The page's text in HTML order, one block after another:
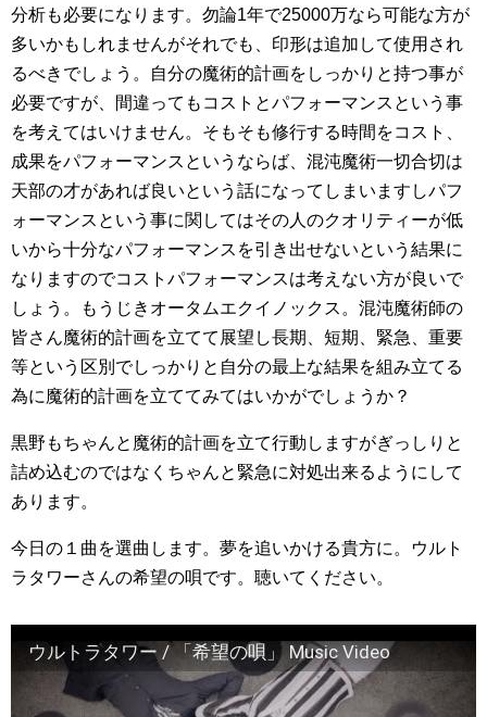
分析も必要になります。勿論1年で25000万なら可能な方が
多いかもしれませんがそれでも、印形は追加して使用され
るべきでしょう。自分の魔術的計画をしっかりと持つ事が
必要ですが、間違ってもコストとパフォーマンスという事
を考えてはいけません。そもそも修行する時間をコスト、
成果をパフォーマンスというならば、混沌魔術一切合切は
天部の才があれば良いという話になってしまいますしパフ
ォーマンスという事に関してはその人のクオリティーが低
いから十分なパフォーマンスを引き出せないという結果に
なりますのでコストパフォーマンスは考えない方が良いで
しょう。もうじきオータムエクイノックス。混沌魔術師の
皆さん魔術的計画を立てて展望し長期、短期、緊急、重要
等という区別でしっかりと自分の最上な結果を組み立てる
為に魔術的計画を立ててみてはいかがでしょうか？
黒野もちゃんと魔術的計画を立て行動しますがぎっしりと
詰め込むのではなくちゃんと緊急に対処出来るようにして
あります。
今日の１曲を選曲します。夢を追いかける貴方に。ウルト
ラタワーさんの希望の唄です。聴いてください。
ウルトラタワー / 「希望の唄」 Music Video